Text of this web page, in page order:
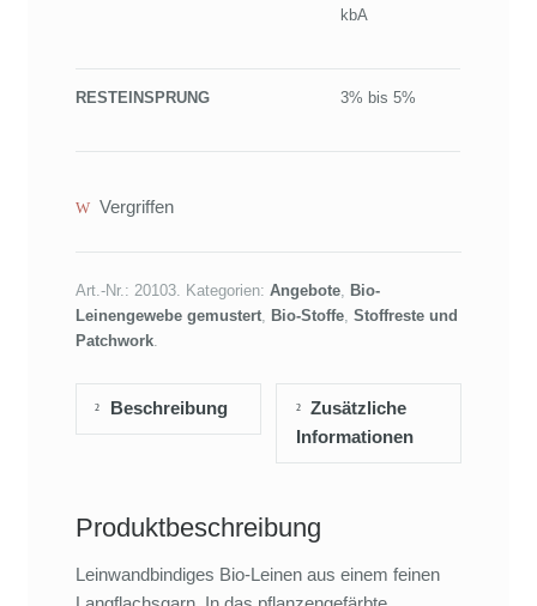
kbA
RESTEINSPRUNG 3% bis 5%
Vergriffen
Art.-Nr.:20103. Kategorien:Angebote, Bio-
Leinengewebe gemustert, Bio-Stoffe,Stoffreste und
Patchwork.
Beschreibung
Zusätzliche
Informationen
Produktbeschreibung
Leinwandbindiges Bio-Leinen aus einem feinen